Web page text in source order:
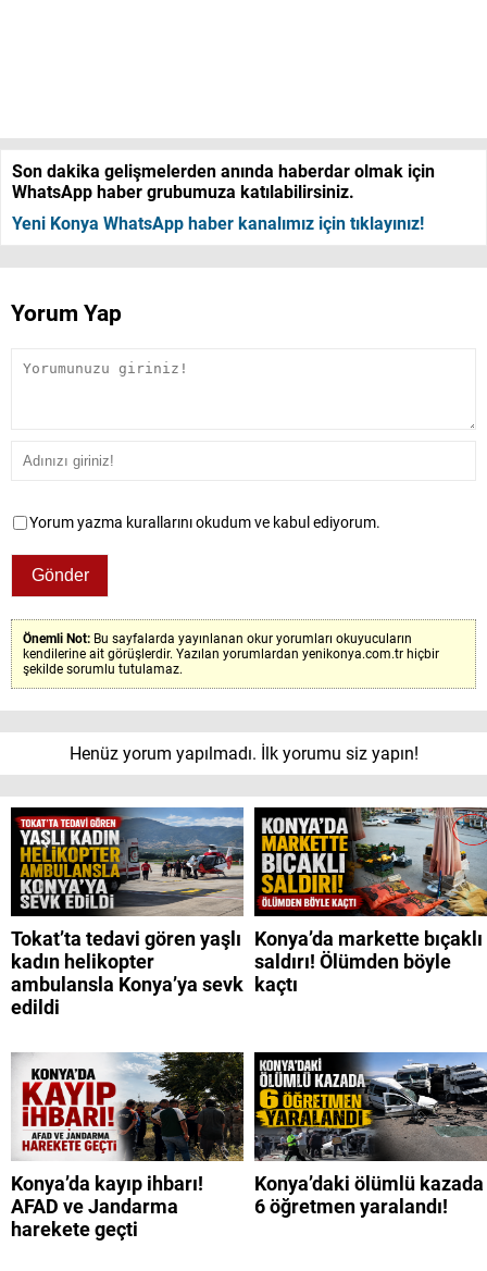
Son dakika gelişmelerden anında haberdar olmak için
WhatsApp haber grubumuza katılabilirsiniz.
Yeni Konya WhatsApp haber kanalımız için tıklayınız!
Yorum Yap
Yorum yazma kurallarını okudum ve kabul ediyorum.
Önemli Not: Bu sayfalarda yayınlanan okur yorumları okuyucuların
kendilerine ait görüşlerdir. Yazılan yorumlardan yenikonya.com.tr hiçbir
şekilde sorumlu tutulamaz.
Henüz yorum yapılmadı. İlk yorumu siz yapın!
Tokat’ta tedavi gören yaşlı
kadın helikopter
ambulansla Konya’ya sevk
edildi
Konya’da markette bıçaklı
saldırı! Ölümden böyle
kaçtı
Konya’da kayıp ihbarı!
AFAD ve Jandarma
harekete geçti
Konya’daki ölümlü kazada
6 öğretmen yaralandı!